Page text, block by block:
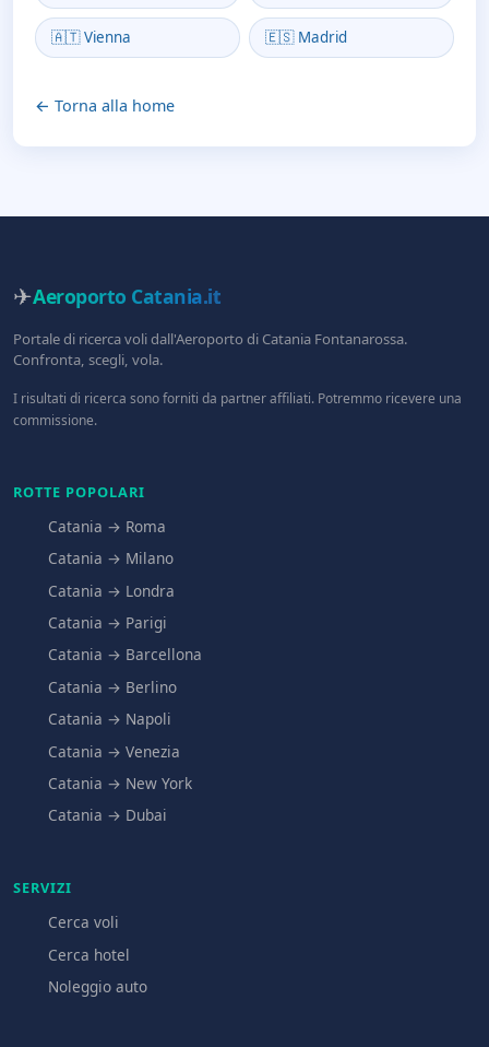
🇦🇹 Vienna 🇪🇸 Madrid
← Torna alla home
✈Aeroporto Catania.it
Portale di ricerca voli dall'Aeroporto di Catania Fontanarossa.
Confronta, scegli, vola.
I risultati di ricerca sono forniti da partner affiliati. Potremmo ricevere una
commissione.
ROTTE POPOLARI
Catania → Roma
Catania → Milano
Catania → Londra
Catania → Parigi
Catania → Barcellona
Catania → Berlino
Catania → Napoli
Catania → Venezia
Catania → New York
Catania → Dubai
SERVIZI
Cerca voli
Cerca hotel
Noleggio auto